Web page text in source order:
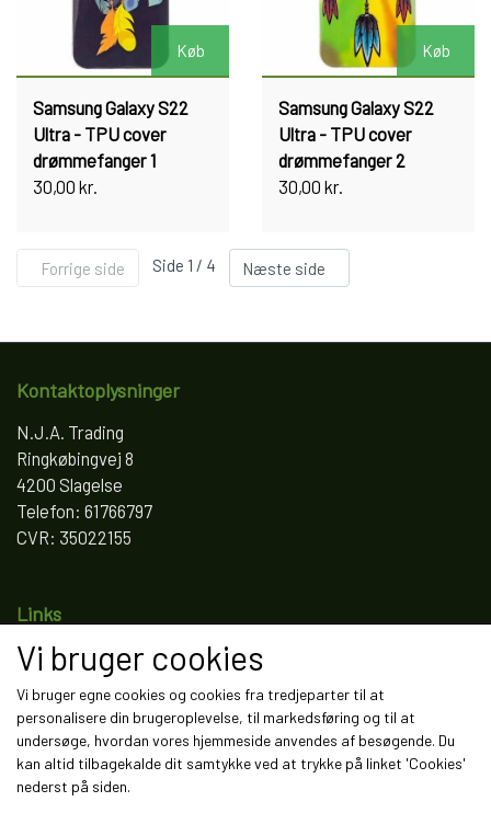
Køb
Samsung Galaxy S22
Ultra - TPU cover
drømmefanger 1
30,00 kr.
Køb
Samsung Galaxy S22
Ultra - TPU cover
drømmefanger 2
30,00 kr.
Forrige side Side 1 / 4 Næste side
Kontaktoplysninger
N.J.A. Trading
Ringkøbingvej 8
4200 Slagelse
Telefon: 61766797
CVR: 35022155
Links
Salgs- og leveringsbetingelser
Fortrydelse og reklamation
Kunde login
Om os
Kontakt
Vi bruger cookies
Vi bruger egne cookies og cookies fra tredjeparter til at
personalisere din brugeroplevelse, til markedsføring og til at
undersøge, hvordan vores hjemmeside anvendes af besøgende. Du
kan altid tilbagekalde dit samtykke ved at trykke på linket 'Cookies'
nederst på siden.